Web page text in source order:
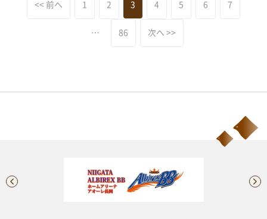
<< 前へ 1 2 3 4 5 6 7
… 86 次へ >>